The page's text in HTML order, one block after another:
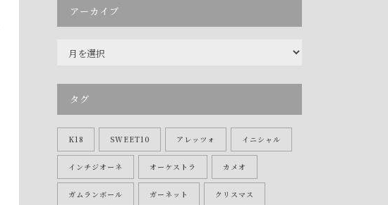
アーカイブ
ブ
タグ
K18 SWEET10 アレッツォ イニシャル
インチジオーネ オーケストラ カメオ
ガムランボール ガーネット クリスマス